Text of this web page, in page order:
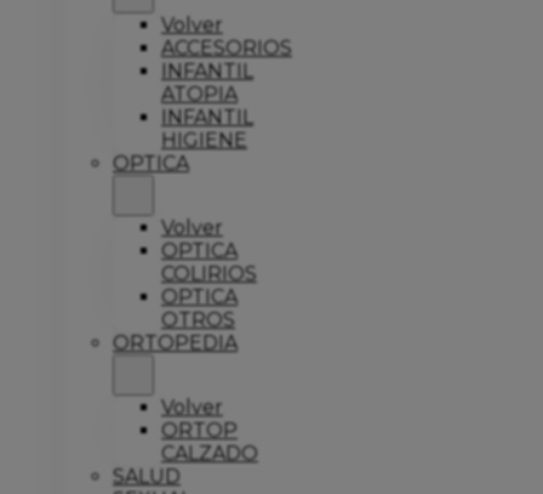
Volver
ACCESORIOS
INFANTIL
ATOPIA
INFANTIL
HIGIENE
OPTICA
Volver
OPTICA
COLIRIOS
OPTICA
OTROS
ORTOPEDIA
Volver
ORTOP
CALZADO
SALUD